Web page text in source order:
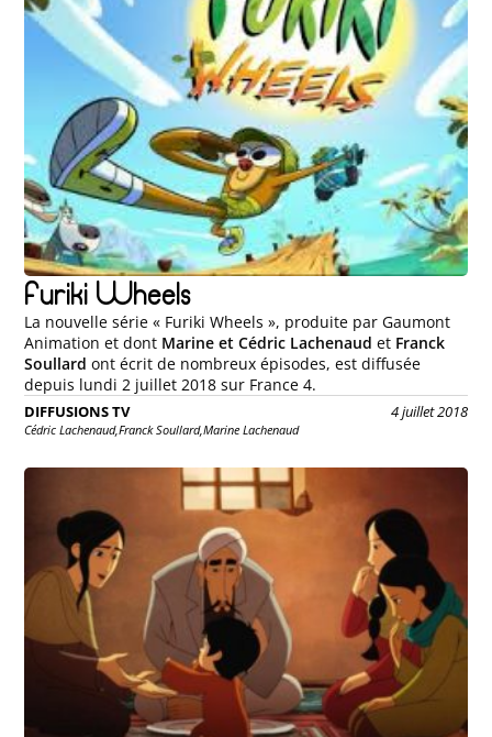
Furiki Wheels
La nouvelle série « Furiki Wheels », produite par Gaumont
Animation et dont Marine et Cédric Lachenaud et Franck
Soullard ont écrit de nombreux épisodes, est diffusée
depuis lundi 2 juillet 2018 sur France 4.
DIFFUSIONS TV 4 juillet 2018
Cédric Lachenaud,Franck Soullard,Marine Lachenaud